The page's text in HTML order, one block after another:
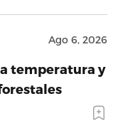
Ago 6, 2026
temperatura y